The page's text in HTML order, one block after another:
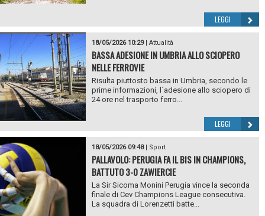
LEGGI
18/05/2026 10:29| Attualità
BASSA ADESIONE IN UMBRIA ALLO SCIOPERO
NELLE FERROVIE
Risulta piuttosto bassa in Umbria, secondo le
prime informazioni, l`adesione allo sciopero di
24 ore nel trasporto ferro...
LEGGI
18/05/2026 09:48| Sport
PALLAVOLO: PERUGIA FA IL BIS IN CHAMPIONS,
BATTUTO 3-0 ZAWIERCIE
La Sir Sicoma Monini Perugia vince la seconda
finale di Cev Champions League consecutiva.
La squadra di Lorenzetti batte...